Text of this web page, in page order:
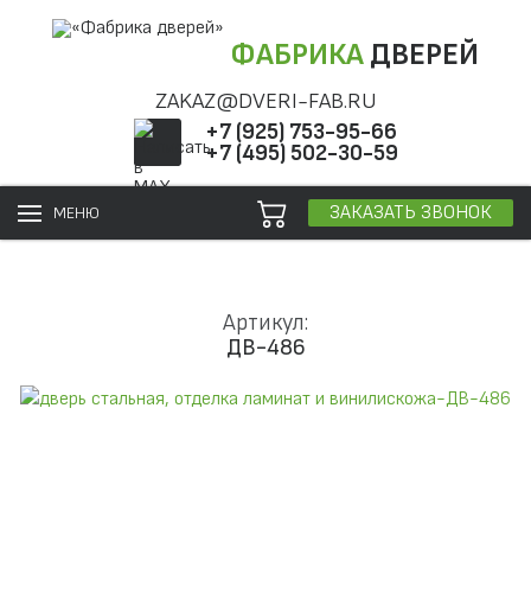
ФАБРИКАДВЕРЕЙ
ZAKAZ@DVERI-FAB.RU
+7 (925) 753-95-66
+7 (495) 502-30-59
МЕНЮ ЗАКАЗАТЬ ЗВОНОК
Артикул:
ДВ-486